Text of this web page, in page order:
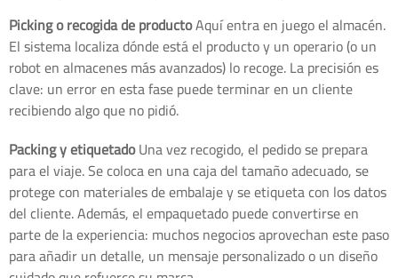
Picking o recogida de productoAquí entra en juego el almacén.
El sistema localiza dónde está el producto y un operario (o un
robot en almacenes más avanzados) lo recoge. La precisión es
clave: un error en esta fase puede terminar en un cliente
recibiendo algo que no pidió.
Packing y etiquetadoUna vez recogido, el pedido se prepara
para el viaje. Se coloca en una caja del tamaño adecuado, se
protege con materiales de embalaje y se etiqueta con los datos
del cliente. Además, el empaquetado puede convertirse en
parte de la experiencia: muchos negocios aprovechan este paso
para añadir un detalle, un mensaje personalizado o un diseño